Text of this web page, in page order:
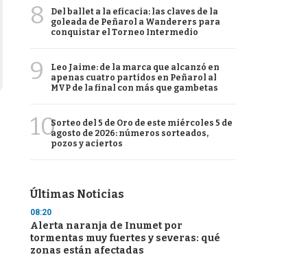
8
Del ballet a la eficacia: las claves de la
goleada de Peñarol a Wanderers para
conquistar el Torneo Intermedio
9
Leo Jaime: de la marca que alcanzó en
apenas cuatro partidos en Peñarol al
MVP de la final con más que gambetas
10Sorteo del 5 de Oro de este miércoles 5 de
agosto de 2026: números sorteados,
pozos y aciertos
Últimas Noticias
08:20
Alerta naranja de Inumet por
tormentas muy fuertes y severas: qué
zonas están afectadas